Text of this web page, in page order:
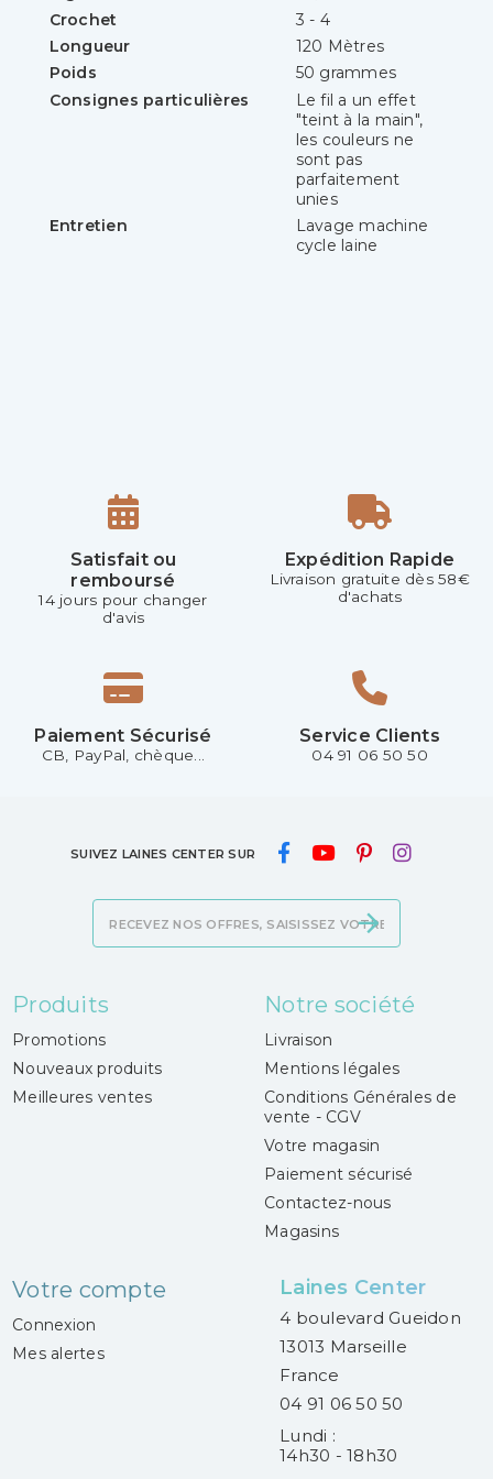
Crochet
3 - 4
Longueur
120 Mètres
Poids
50 grammes
Consignes particulières
Le fil a un effet
"teint à la main",
les couleurs ne
sont pas
parfaitement
unies
Entretien
Lavage machine
cycle laine
Satisfait ou
remboursé
14 jours pour changer
d'avis
Expédition Rapide
Livraison gratuite dès 58€
d'achats
Paiement Sécurisé
CB, PayPal, chèque...
Service Clients
04 91 06 50 50
SUIVEZ LAINES CENTER SUR
Produits
Promotions
Nouveaux produits
Meilleures ventes
Notre société
Livraison
Mentions légales
Conditions Générales de
vente - CGV
Votre magasin
Paiement sécurisé
Contactez-nous
Magasins
Votre compte
Connexion
Mes alertes
Laines Center
4 boulevard Gueidon
13013 Marseille
France
04 91 06 50 50
Lundi :
14h30 - 18h30